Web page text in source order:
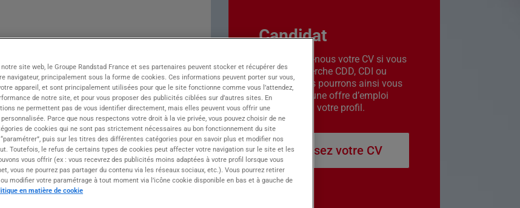
:
Candidat
Transmettez-nous votre CV si vous
êtes en recherche CDD, CDI ou
intérim. Nous pourrons ainsi vous
contacter si une offre d’emploi
correspond à votre profil.
Déposez votre CV
site web, le Groupe Randstad France et ses partenaires peuvent stocker et récupérer des
navigateur, principalement sous la forme de cookies. Ces informations peuvent porter sur vous,
appareil, et sont principalement utilisées pour que le site fonctionne comme vous l’attendez,
de notre site, et pour vous proposer des publicités ciblées sur d’autres sites. En
ne permettent pas de vous identifier directement, mais elles peuvent vous offrir une
Parce que nous respectons votre droit à la vie privée, vous pouvez choisir de ne
de cookies qui ne sont pas strictement nécessaires au bon fonctionnement du site
puis sur les titres des différentes catégories pour en savoir plus et modifier nos
Toutefois, le refus de certains types de cookies peut affecter votre navigation sur le site et les
vous offrir (ex : vous recevrez des publicités moins adaptées à votre profil lorsque vous
vous ne pourrez pas partager du contenu via les réseaux sociaux, etc.). Vous pourrez retirer
modifier votre paramétrage à tout moment via l’icône cookie disponible en bas et à gauche de
en matière de cookie